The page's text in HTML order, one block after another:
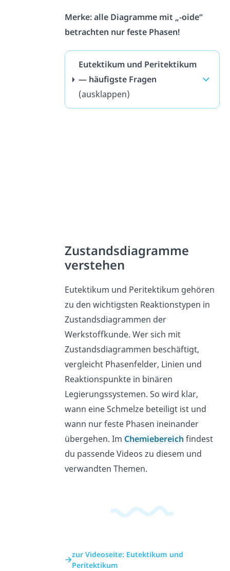
Merke: alle Diagramme mit „-oide“
betrachten nur feste Phasen!
Eutektikum und Peritektikum
— häufigste Fragen
(ausklappen)
Zustandsdiagramme
verstehen
Eutektikum und Peritektikum gehören
zu den wichtigsten Reaktionstypen in
Zustandsdiagrammen der
Werkstoffkunde. Wer sich mit
Zustandsdiagrammen beschäftigt,
vergleicht Phasenfelder, Linien und
Reaktionspunkte in binären
Legierungssystemen. So wird klar,
wann eine Schmelze beteiligt ist und
wann nur feste Phasen ineinander
übergehen. Im Chemiebereich findest
du passende Videos zu diesem und
verwandten Themen.
zur Videoseite: Eutektikum und
Peritektikum